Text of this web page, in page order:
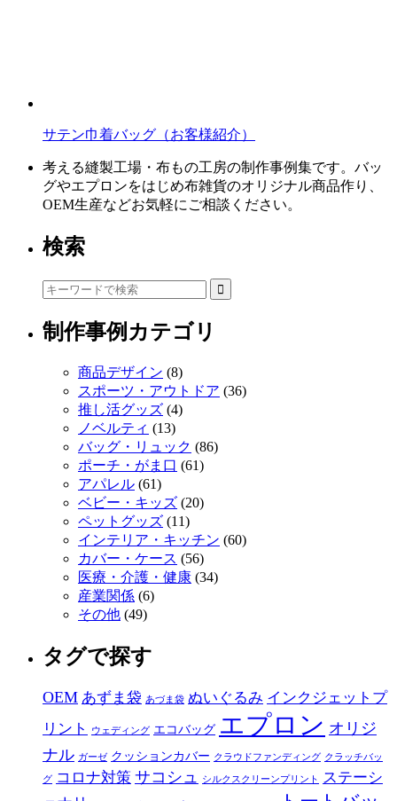
サテン巾着バッグ（お客様紹介）
考える縫製工場・布もの工房の制作事例集です。バッ
グやエプロンをはじめ布雑貨のオリジナル商品作り、
OEM生産などお気軽にご相談ください。
検索
制作事例カテゴリ
商品デザイン (8)
スポーツ・アウトドア (36)
推し活グッズ (4)
ノベルティ (13)
バッグ・リュック (86)
ポーチ・がま口 (61)
アパレル (61)
ベビー・キッズ (20)
ペットグッズ (11)
インテリア・キッチン (60)
カバー・ケース (56)
医療・介護・健康 (34)
産業関係 (6)
その他 (49)
タグで探す
OEM あずま袋 あづま袋 ぬいぐるみ インクジェットプ
リント
ウェディング エコバッグ エプロン オリジ
ナル ガーゼ クッションカバー クラウドファンディング クラッチバッ
グ コロナ対策 サコシュ シルクスクリーンプリント
ステーシ